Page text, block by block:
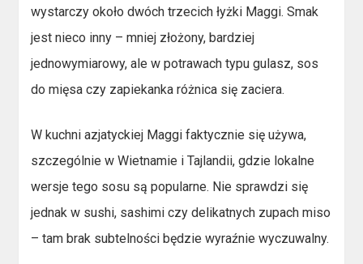
wystarczy około dwóch trzecich łyżki Maggi. Smak
jest nieco inny – mniej złożony, bardziej
jednowymiarowy, ale w potrawach typu gulasz, sos
do mięsa czy zapiekanka różnica się zaciera.
W kuchni azjatyckiej Maggi faktycznie się używa,
szczególnie w Wietnamie i Tajlandii, gdzie lokalne
wersje tego sosu są popularne. Nie sprawdzi się
jednak w sushi, sashimi czy delikatnych zupach miso
– tam brak subtelności będzie wyraźnie wyczuwalny.